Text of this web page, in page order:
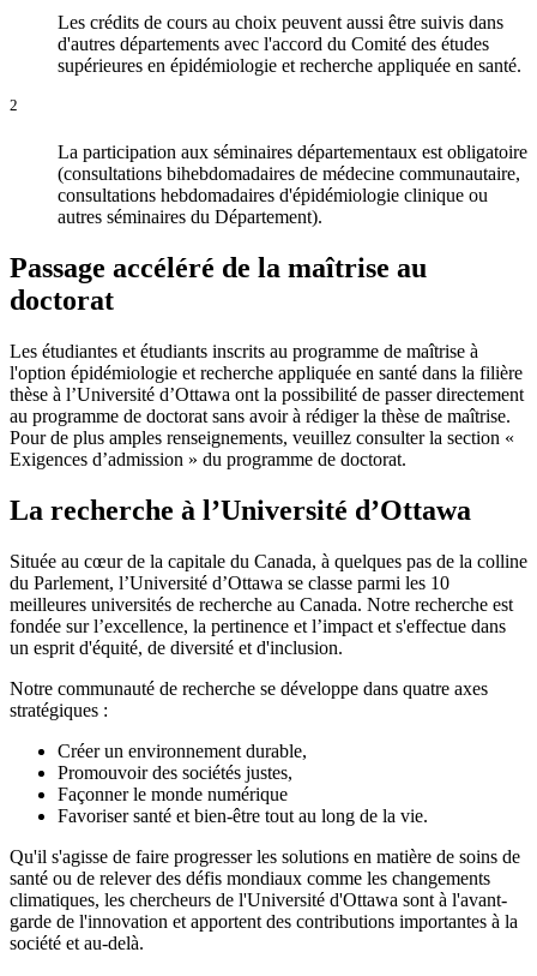
Les crédits de cours au choix peuvent aussi être suivis dans
d'autres départements avec l'accord du Comité des études
supérieures en épidémiologie et recherche appliquée en santé.
2
La participation aux séminaires départementaux est obligatoire
(consultations bihebdomadaires de médecine communautaire,
consultations hebdomadaires d'épidémiologie clinique ou
autres séminaires du Département).
Passage accéléré de la maîtrise au
doctorat
Les étudiantes et étudiants inscrits au programme de maîtrise à
l'option épidémiologie et recherche appliquée en santé dans la filière
thèse à l’Université d’Ottawa ont la possibilité de passer directement
au programme de doctorat sans avoir à rédiger la thèse de maîtrise.
Pour de plus amples renseignements, veuillez consulter la section «
Exigences d’admission » du programme de doctorat.
La recherche à l’Université d’Ottawa
Située au cœur de la capitale du Canada, à quelques pas de la colline
du Parlement, l’Université d’Ottawa se classe parmi les 10
meilleures universités de recherche au Canada. Notre recherche est
fondée sur l’excellence, la pertinence et l’impact et s'effectue dans
un esprit d'équité, de diversité et d'inclusion.
Notre communauté de recherche se développe dans quatre axes
stratégiques :
Créer un environnement durable,
Promouvoir des sociétés justes,
Façonner le monde numérique
Favoriser santé et bien-être tout au long de la vie.
Qu'il s'agisse de faire progresser les solutions en matière de soins de
santé ou de relever des défis mondiaux comme les changements
climatiques, les chercheurs de l'Université d'Ottawa sont à l'avant-
garde de l'innovation et apportent des contributions importantes à la
société et au-delà.